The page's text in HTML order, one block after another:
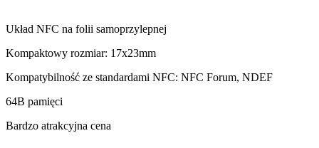
Układ NFC na folii samoprzylepnej
Kompaktowy rozmiar: 17x23mm
Kompatybilność ze standardami NFC: NFC Forum, NDEF
64B pamięci
Bardzo atrakcyjna cena